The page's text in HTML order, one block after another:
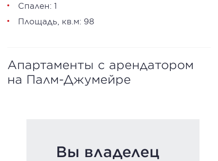
Спален: 1
Площадь, кв.м: 98
Апартаменты с арендатором
на Палм-Джумейре
Вы владелец